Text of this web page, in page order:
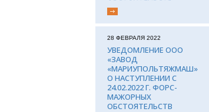
28 ФЕВРАЛЯ 2022
УВЕДОМЛЕНИЕ ООО
«ЗАВОД
«МАРИУПОЛЬТЯЖМАШ»
О НАСТУПЛЕНИИ С
24.02.2022 Г. ФОРС-
МАЖОРНЫХ
ОБСТОЯТЕЛЬСТВ